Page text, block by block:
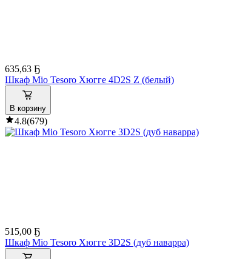
635,63 Ҕ
Шкаф Mio Tesoro Хюгге 4D2S Z (белый)
В корзину
4.8(679)
515,00 Ҕ
Шкаф Mio Tesoro Хюгге 3D2S (дуб наварра)